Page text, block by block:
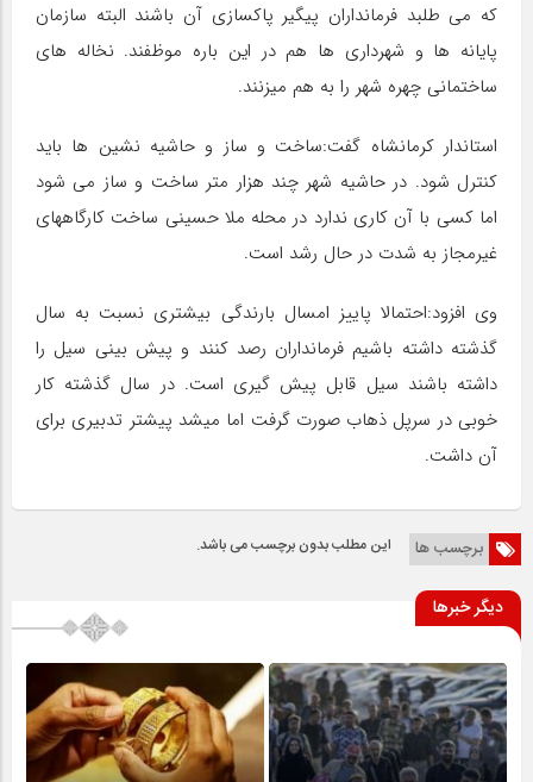
که می طلبد فرمانداران پیگیر پاکسازی آن باشند البته سازمان
پایانه ها و شهرداری ها هم در این باره موظفند. نخاله های
ساختمانی چهره شهر را به هم میزنند.
استاندار کرمانشاه گفت:ساخت و ساز و حاشیه نشین ها باید
کنترل شود. در حاشیه شهر چند هزار متر ساخت و ساز می شود
اما کسی با آن کاری ندارد در محله ملا حسینی ساخت کارگاههای
غیرمجاز به شدت در حال رشد است.
وی افزود:احتمالا پاییز امسال بارندگی بیشتری نسبت به سال
گذشته داشته باشیم فرمانداران رصد کنند و پیش بینی سیل را
داشته باشند سیل قابل پیش گیری است. در سال گذشته کار
خوبی در سرپل ذهاب صورت گرفت اما میشد پیشتر تدبیری برای
آن داشت.
برچسب ها این مطلب بدون برچسب می باشد.
دیگر خبرها